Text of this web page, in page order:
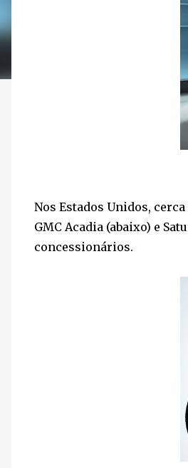
Nos Estados Unidos,
GMC Acadia (abaixo) e
concessionários.